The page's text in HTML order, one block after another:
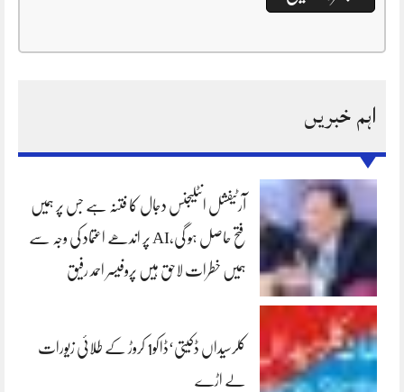
اہم خبریں
آرٹیفشل انٹلیجنس دجال کا فتنہ ہے جس پر ہمیں
فتح حاصل ہو گی،AI پر اندھے اعتماد کی وجہ سے
ہمیں خطرات لاحق ہیں پروفیسر احمد رفیق
کلرسیداں ڈکیتی‘ڈاکو1 کروڑ کے طلائی زیورات
لے اڑے